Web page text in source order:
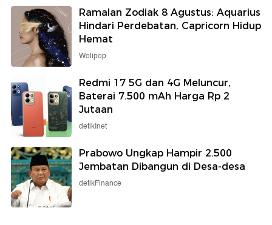
Ramalan Zodiak 8 Agustus: Aquarius
Hindari Perdebatan, Capricorn Hidup
Hemat
Wolipop
Redmi 17 5G dan 4G Meluncur,
Baterai 7.500 mAh Harga Rp 2
Jutaan
detikInet
Prabowo Ungkap Hampir 2.500
Jembatan Dibangun di Desa-desa
detikFinance